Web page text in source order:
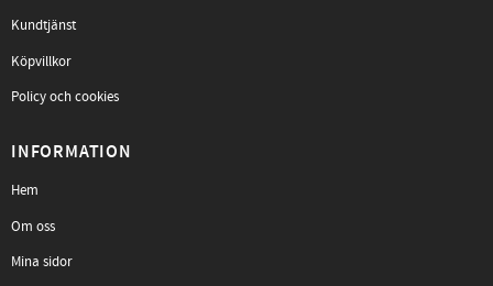
Kundtjänst
Köpvillkor
Policy och cookies
INFORMATION
Hem
Om oss
Mina sidor